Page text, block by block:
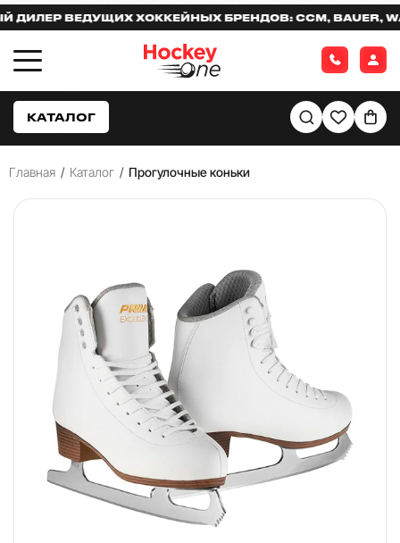
ВЕДУЩИХ ХОККЕЙНЫХ БРЕНДОВ: CCM, BAUER,
КАТАЛОГ
Главная / Каталог / Прогулочные коньки